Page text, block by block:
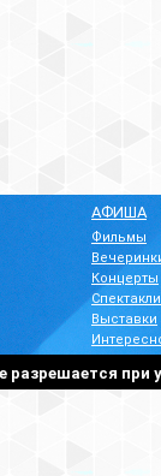
АФИША
Фильмы
Концерты
Спектакли
Выставки
разрешается